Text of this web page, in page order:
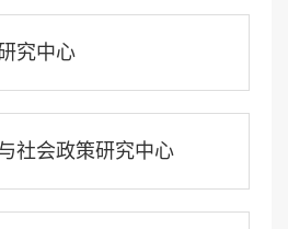
究中心
社会政策研究中心